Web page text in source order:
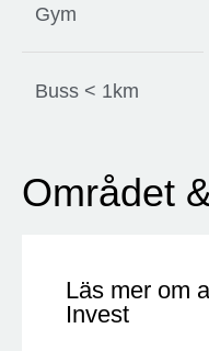
Gym
Buss < 1km
Området
Läs mer om
Invest